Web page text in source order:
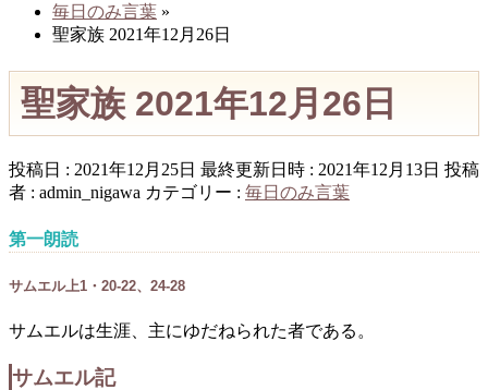
毎日のみ言葉 »
聖家族 2021年12月26日
聖家族 2021年12月26日
投稿日 : 2021年12月25日 最終更新日時 : 2021年12月13日 投稿
者 : admin_nigawa カテゴリー : 毎日のみ言葉
第一朗読
サムエル上1・20-22、24-28
サムエルは生涯、主にゆだねられた者である。
サムエル記